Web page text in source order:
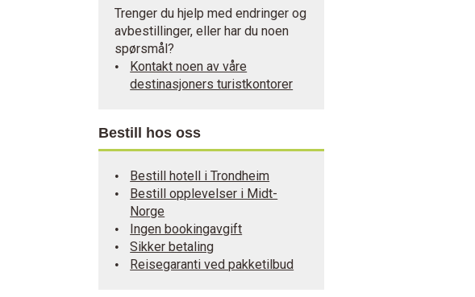
Trenger du hjelp med endringer og
avbestillinger, eller har du noen
spørsmål?
Kontakt noen av våre
destinasjoners turistkontorer
Bestill hos oss
Bestill hotell i Trondheim
Bestill opplevelser i Midt-
Norge
Ingen bookingavgift
Sikker betaling
Reisegaranti ved pakketilbud